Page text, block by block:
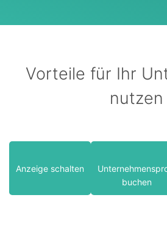
Vorteile für Ihr
nutzen
Anzeige schalten
buchen